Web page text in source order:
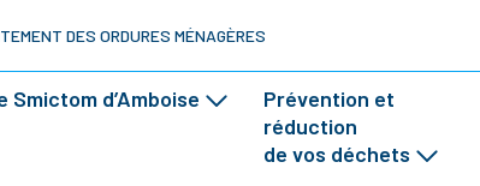
DES ORDURES MÉNAGÈRES
Smictom d’Amboise
Prévention et
réduction
de vos déchets